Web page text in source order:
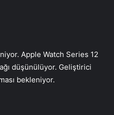
Apple Watch Series 12
düşünülüyor. Geliştirici
bekleniyor.